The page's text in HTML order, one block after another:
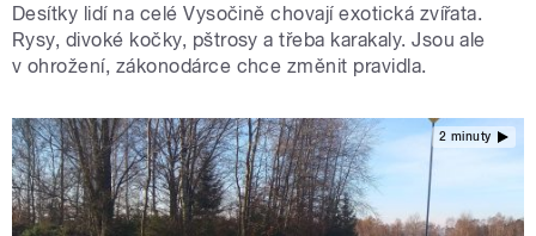
Desítky lidí na celé Vysočině chovají exotická zvířata.
Rysy, divoké kočky, pštrosy a třeba karakaly. Jsou ale
v ohrožení, zákonodárce chce změnit pravidla.
2 minuty